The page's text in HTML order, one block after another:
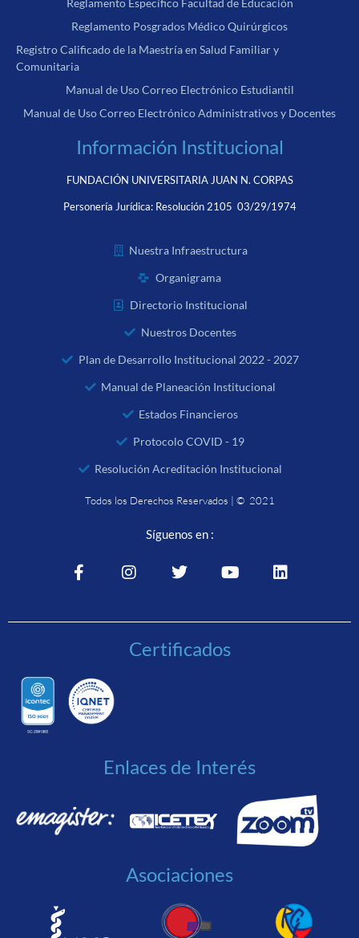
Reglamento Posgrados Médico Quirúrgicos
Registro Calificado de la Maestría en Salud Familiar y
Comunitaria
Manual de Uso Correo Electrónico Estudiantil
Manual de Uso Correo Electrónico Administrativos y Docentes
Información Institucional
FUNDACIÓN UNIVERSITARIA JUAN N. CORPAS
Personería Jurídica: Resolución 2105 03/29/1974
Nuestra Infraestructura
Organigrama
Directorio Institucional
Nuestros Docentes
Plan de Desarrollo Institucional 2022 - 2027
Manual de Planeación Institucional
Estados Financieros
Protocolo COVID - 19
Resolución Acreditación Institucional
Todos los Derechos Reservados | © 2021
Síguenos en :
Certificados
Enlaces de Interés
Asociaciones